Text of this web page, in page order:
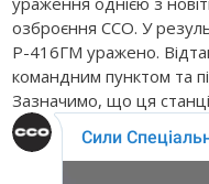
озброєння ССО. У
Р-416ГМ уражено.
командним пунктом та
Зазначимо, що ця